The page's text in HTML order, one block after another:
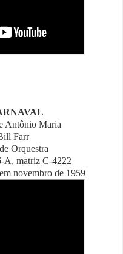
Antônio Maria
Farr
Orquestra
A, matriz C-4222
novembro de 1959